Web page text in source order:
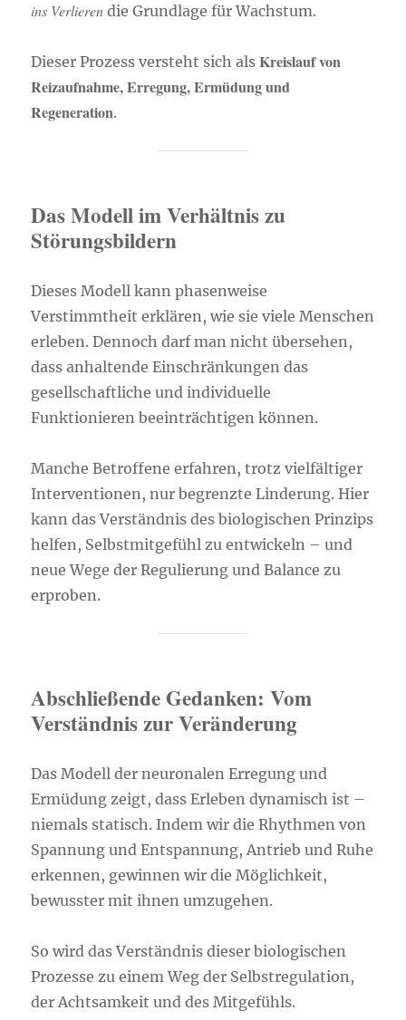
ins Verlieren die Grundlage für Wachstum.
Dieser Prozess versteht sich alsKreislauf von
Reizaufnahme, Erregung, Ermüdung und
Regeneration.
Das Modell im Verhältnis zu
Störungsbildern
Dieses Modell kann phasenweise
Verstimmtheit erklären, wie sie viele Menschen
erleben. Dennoch darf man nicht übersehen,
dass anhaltende Einschränkungen das
gesellschaftliche und individuelle
Funktionieren beeinträchtigen können.
Manche Betroffene erfahren, trotz vielfältiger
Interventionen, nur begrenzte Linderung. Hier
kann das Verständnis des biologischen Prinzips
helfen, Selbstmitgefühl zu entwickeln – und
neue Wege der Regulierung und Balance zu
erproben.
Abschließende Gedanken: Vom
Verständnis zur Veränderung
Das Modell der neuronalen Erregung und
Ermüdung zeigt, dass Erleben dynamisch ist –
niemals statisch. Indem wir die Rhythmen von
Spannung und Entspannung, Antrieb und Ruhe
erkennen, gewinnen wir die Möglichkeit,
bewusster mit ihnen umzugehen.
So wird das Verständnis dieser biologischen
Prozesse zu einem Weg der Selbstregulation,
der Achtsamkeit und des Mitgefühls.